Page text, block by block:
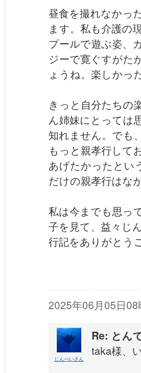
昼食を撮れなかっ
ます。私も介護の
プールで遊ぶ姿、
ジーで寛ぐすがた
ょうね。楽しかっ
きっと自分たちの
ん姉妹にとっては
知れません。でも
もっと親孝行して
あげたかったとい
だけの親孝行はな
私は今までも思っ
子を見て、益々じ
行記をありがとう
2025年06月05日08
じんべいさん
Re: とん
taka様、